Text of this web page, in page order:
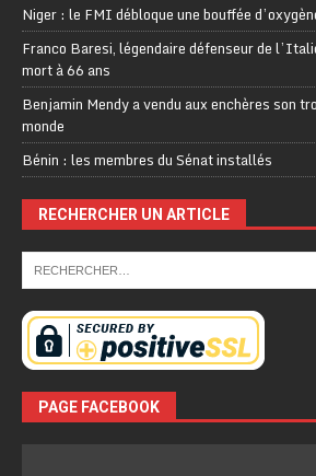
Niger : le FMI débloque une bouffée
Franco Baresi, légendaire défenseur de
mort à 66 ans
Benjamin Mendy a vendu aux enchères son
monde
Bénin : les membres du Sénat installés
RECHERCHER UN ARTICLE
PAGE FACEBOOK